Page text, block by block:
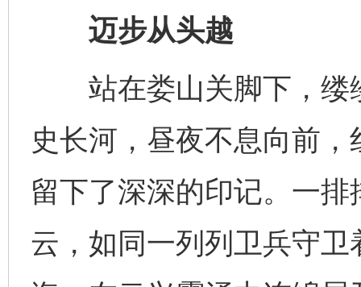
迈步从头越
站在娄山关脚下，缕
史长河，昼夜不息向前
留下了深深的印记。一
云，如同一列列卫兵守